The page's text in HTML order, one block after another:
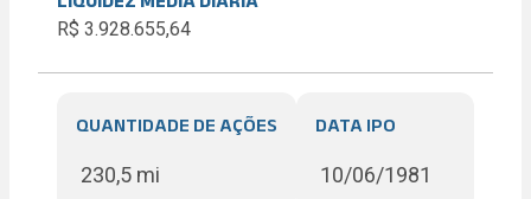
R$ 3.928.655,64
QUANTIDADE DE AÇÕES
230,5 mi
DATA IPO
10/06/1981